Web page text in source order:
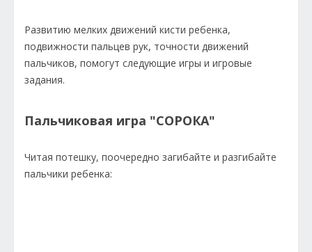
Развитию мелких движений кисти ребенка,
подвижности пальцев рук, точности движений
пальчиков, помогут следующие игры и игровые
задания.
Пальчиковая игра "СОРОКА"
Читая потешку, поочередно загибайте и разгибайте
пальчики ребенка: